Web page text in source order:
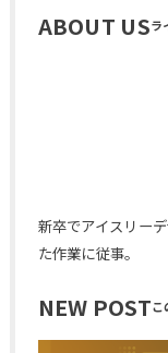
ABOUT US
新卒でアイスリー
た作業に従事。
NEW POST